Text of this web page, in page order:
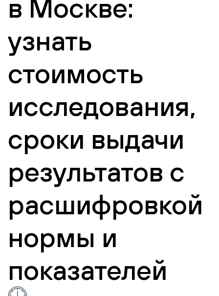
в Москве:
узнать
стоимость
исследования,
сроки выдачи
результатов с
расшифровкой
нормы и
показателей